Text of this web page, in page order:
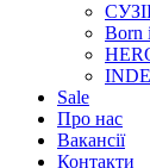
Born
Sale
Про нас
Вакансії
Контакти